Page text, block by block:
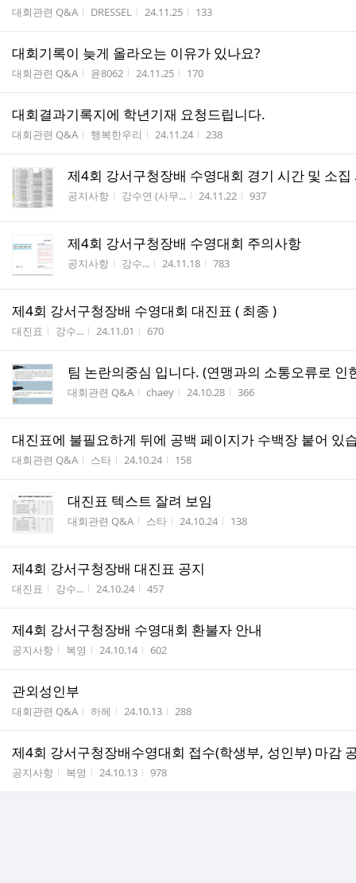
게시판명
대회관련 Q&A 작성자
DRESSEL 작성시간
24.11.25 조회수
133
대회기록이 늦게 올라오는 이유가 있나요?
게시판명
대회관련 Q&A 작성자
윤8062 작성시간
24.11.25 조회수
170
대회결과기록지에 학년기재 요청드립니다.
게시판명
대회관련 Q&A 작성자
행복한우리 작성시간
24.11.24 조회수
238
제4회 강서구청장배 수영대회 경기 시간 및 소집
게시판명
공지사항 작성자
강수연 (사무... 작성시간
24.11.22 조회수
937
제4회 강서구청장배 수영대회 주의사항
게시판명
공지사항 작성자
강수... 작성시간
24.11.18 조회수
783
제4회 강서구청장배 수영대회 대진표 ( 최종 )
게시판명
대진표 작성자
강수... 작성시간
24.11.01 조회수
670
팀 논란의중심 입니다. (연맹과의 소통오류로 인
게시판명
대회관련 Q&A 작성자
chaey 작성시간
24.10.28 조회수
366
대진표에 불필요하게 뒤에 공백 페이지가 수백장 붙어 있
게시판명
대회관련 Q&A 작성자
스타 작성시간
24.10.24 조회수
158
대진표 텍스트 잘려 보임
게시판명
대회관련 Q&A 작성자
스타 작성시간
24.10.24 조회수
138
제4회 강서구청장배 대진표 공지
게시판명
대진표 작성자
강수... 작성시간
24.10.24 조회수
457
제4회 강서구청장배 수영대회 환불자 안내
게시판명
공지사항 작성자
복영 작성시간
24.10.14 조회수
602
관외성인부
게시판명
대회관련 Q&A 작성자
하헤 작성시간
24.10.13 조회수
288
제4회 강서구청장배수영대회 접수(학생부, 성인부) 마감
게시판명
공지사항 작성자
복영 작성시간
24.10.13 조회수
978